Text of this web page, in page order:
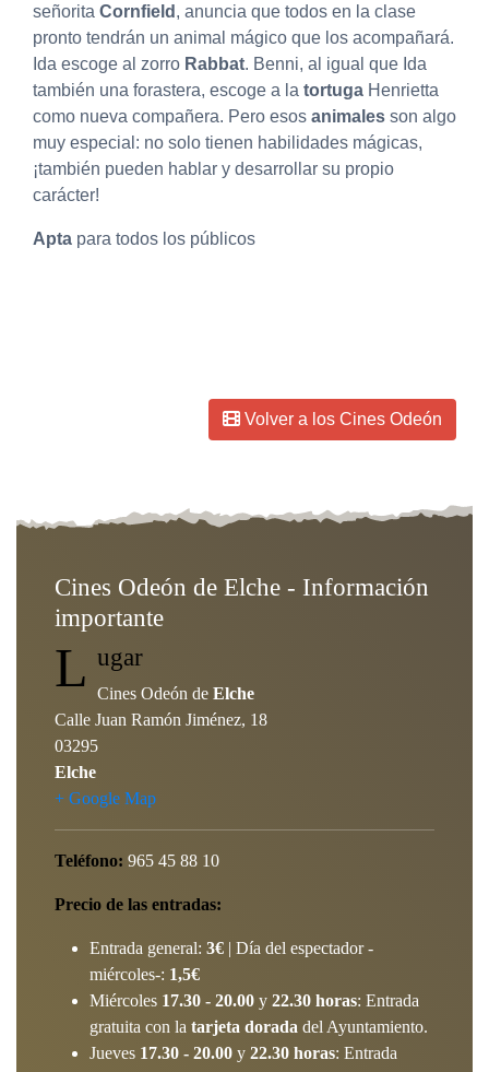
señorita Cornfield , anuncia que todos en la clase
pronto tendrán un animal mágico que los acompañará.
Ida escoge al zorro Rabbat. Benni, al igual que Ida
también una forastera, escoge a la tortuga Henrietta
como nueva compañera. Pero esos animales son algo
muy especial: no solo tienen habilidades mágicas,
¡también pueden hablar y desarrollar su propio
carácter!
Apta para todos los públicos
Volver a los Cines Odeón
Cines Odeón de Elche - Información
importante
L ugar
Cines Odeón de Elche
Calle Juan Ramón Jiménez, 18
03295
Elche
+ Google Map
Teléfono: 965 45 88 10
Precio de las entradas:
Entrada general: 3€ | Día del espectador -
miércoles-: 1,5€
Miércoles 17.30 - 20.00 y 22.30 horas: Entrada
gratuita con la tarjeta dorada del Ayuntamiento.
Jueves 17.30 - 20.00 y 22.30 horas: Entrada